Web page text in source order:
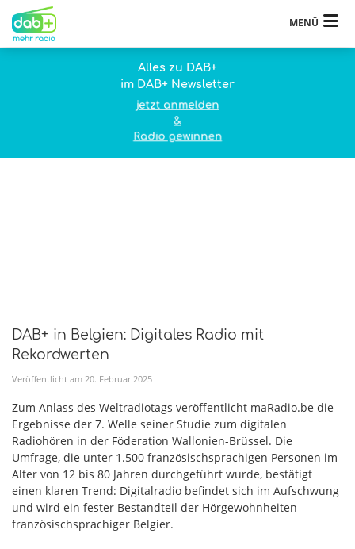
MENÜ
Alles zu DAB+
im DAB+ Newsletter
jetzt anmelden
&
Radio gewinnen
DAB+ in Belgien: Digitales Radio mit
Rekordwerten
Veröffentlicht am 20. Februar 2025
Zum Anlass des Weltradiotags veröffentlicht maRadio.be die
Ergebnisse der 7. Welle seiner Studie zum digitalen
Radiohören in der Föderation Wallonien-Brüssel. Die
Umfrage, die unter 1.500 französischsprachigen Personen im
Alter von 12 bis 80 Jahren durchgeführt wurde, bestätigt
einen klaren Trend: Digitalradio befindet sich im Aufschwung
und wird ein fester Bestandteil der Hörgewohnheiten
französischsprachiger Belgier.